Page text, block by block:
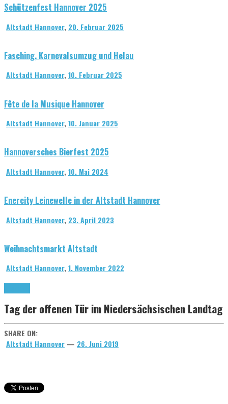
Schützenfest Hannover 2025
Altstadt Hannover, 20. Februar 2025
Fasching, Karnevalsumzug und Helau
Altstadt Hannover,10. Februar 2025
Fête de la Musique Hannover
Altstadt Hannover,10. Januar 2025
Hannoversches Bierfest 2025
Altstadt Hannover,10. Mai 2024
Enercity Leinewelle in der Altstadt Hannover
Altstadt Hannover, 23. April 2023
Weihnachtsmarkt Altstadt
Altstadt Hannover,1. November 2022
Tag der offenen Tür im Niedersächsischen Landtag
SHARE ON:
Altstadt Hannover — 26. Juni 2019